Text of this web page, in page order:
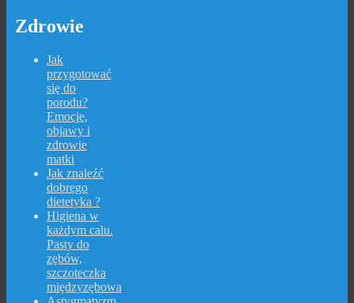
Zdrowie
Jak
przygotować
się do
porodu?
Emocje,
objawy i
zdrowie
matki
Jak znaleźć
dobrego
dietetyka ?
Higiena w
każdym calu.
Pasty do
zębów,
szczoteczka
międzyzębowa